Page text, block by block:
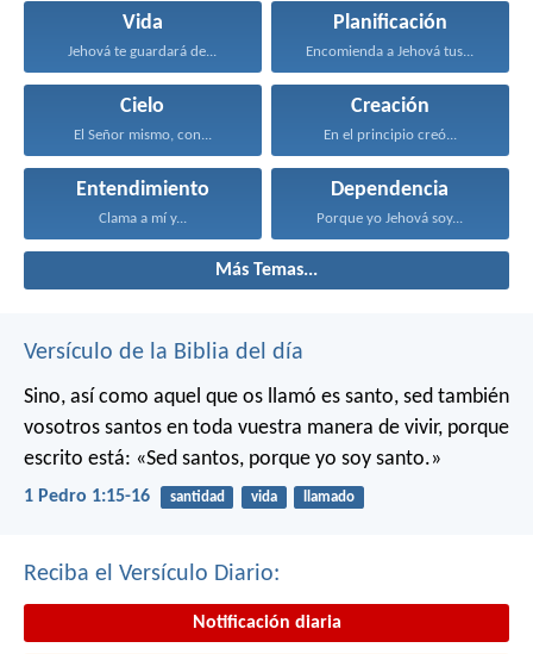
Vida
Jehová te guardará de...
Planificación
Encomienda a Jehová tus...
Cielo
El Señor mismo, con...
Creación
En el principio creó...
Entendimiento
Clama a mí y...
Dependencia
Porque yo Jehová soy...
Más Temas...
Versículo de la Biblia del día
Sino, así como aquel que os llamó es santo, sed también
vosotros santos en toda vuestra manera de vivir, porque
escrito está: «Sed santos, porque yo soy santo.»
1 Pedro 1:15-16 santidad vida llamado
Reciba el Versículo Diario:
Notificación diaria